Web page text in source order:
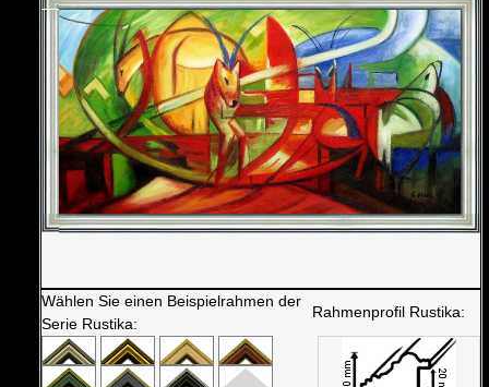
Wählen Sie einen Beispielrahmen der
Serie Rustika:
Rahmenprofil Rustika: